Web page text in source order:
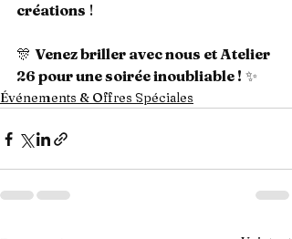
créations !
🎊 Venez briller avec nous et Atelier
26 pour une soirée inoubliable ! ✨
Événements & Offres Spéciales